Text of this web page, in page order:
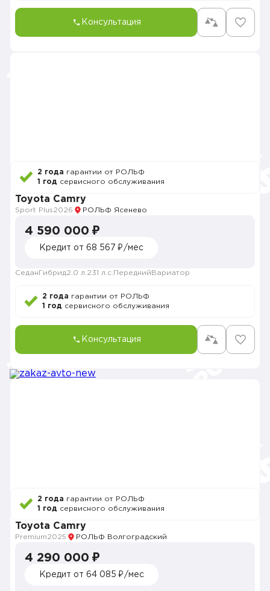
Консультация
2 года гарантии от РОЛЬФ
1 год сервисного обслуживания
Toyota Camry
Sport Plus2026 РОЛЬФ Ясенево
4 590 000 ₽
Кредит от 68 567 ₽/мес
Седан Гибрид2.0 л. 231 л.с. Передний Вариатор
2 года гарантии от РОЛЬФ
1 год сервисного обслуживания
Консультация
2 года гарантии от РОЛЬФ
1 год сервисного обслуживания
Toyota Camry
Premium2025 РОЛЬФ Волгоградский
4 290 000 ₽
Кредит от 64 085 ₽/мес